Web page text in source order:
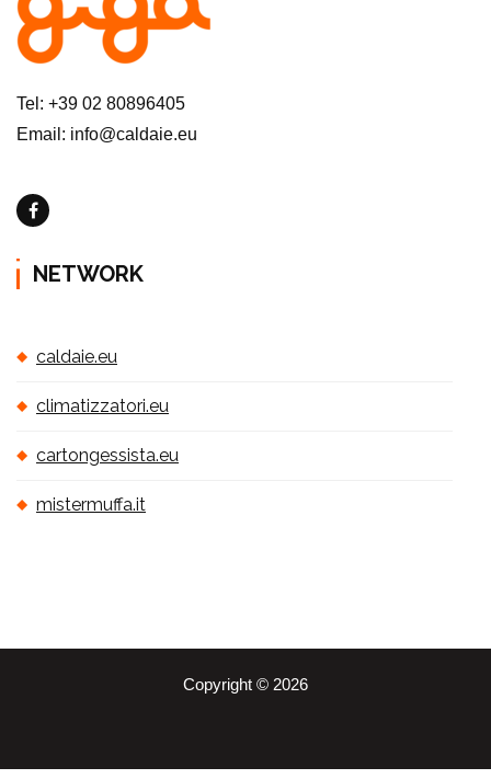
Tel: +39 02 80896405
Email: info@caldaie.eu
NETWORK
caldaie.eu
climatizzatori.eu
cartongessista.eu
mistermuffa.it
Copyright © 2026